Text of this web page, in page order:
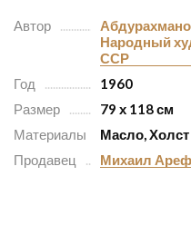
Автор
Народный
ССР
Год
1960
Размер
79 х 118 см
Материалы
Масло,
Продавец
Михаил